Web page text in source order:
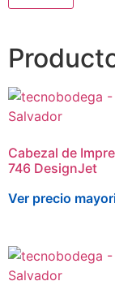
Cabezal de
746 DesignJet
Ver precio